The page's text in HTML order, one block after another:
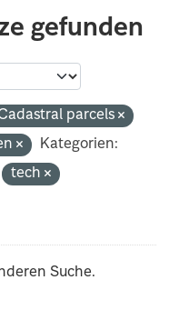
gefunden
parcels
Kategorien:
tech
Suche.